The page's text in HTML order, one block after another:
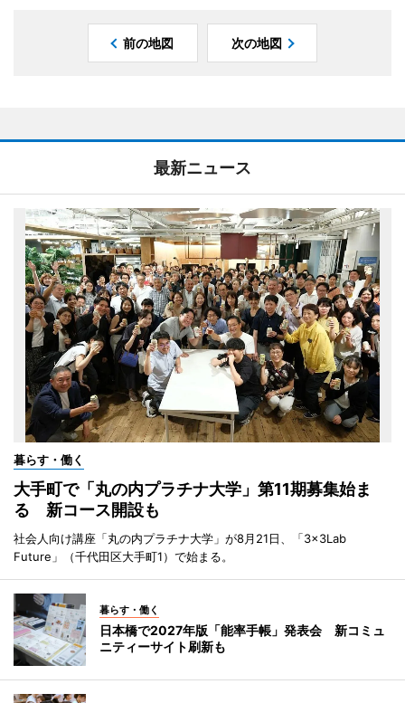
前の地図 次の地図
最新ニュース
暮らす・働く
大手町で「丸の内プラチナ大学」第11期募集始ま
る 新コース開設も
社会人向け講座「丸の内プラチナ大学」が8月21日、「3×3Lab
Future」（千代田区大手町1）で始まる。
暮らす・働く
日本橋で2027年版「能率手帳」発表会 新コミュ
ニティーサイト刷新も